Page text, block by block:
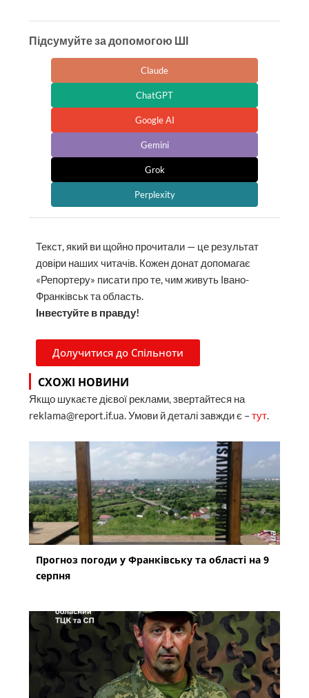
Підсумуйте за допомогою ШІ
Claude
ChatGPT
Google AI
Gemini
Grok
Perplexity
Текст, який ви щойно прочитали — це результат
довіри наших читачів. Кожен донат допомагає
«Репортеру» писати про те, чим живуть Івано-
Франківськ та область.
Інвестуйте в правду!
Долучитися до Спільноти
СХОЖІ НОВИНИ
Якщо шукаєте дієвої реклами, звертайтеся на
reklama@report.if.ua. Умови й деталі завжди є –тут.
Прогноз погоди у Франківську та області на 9
серпня